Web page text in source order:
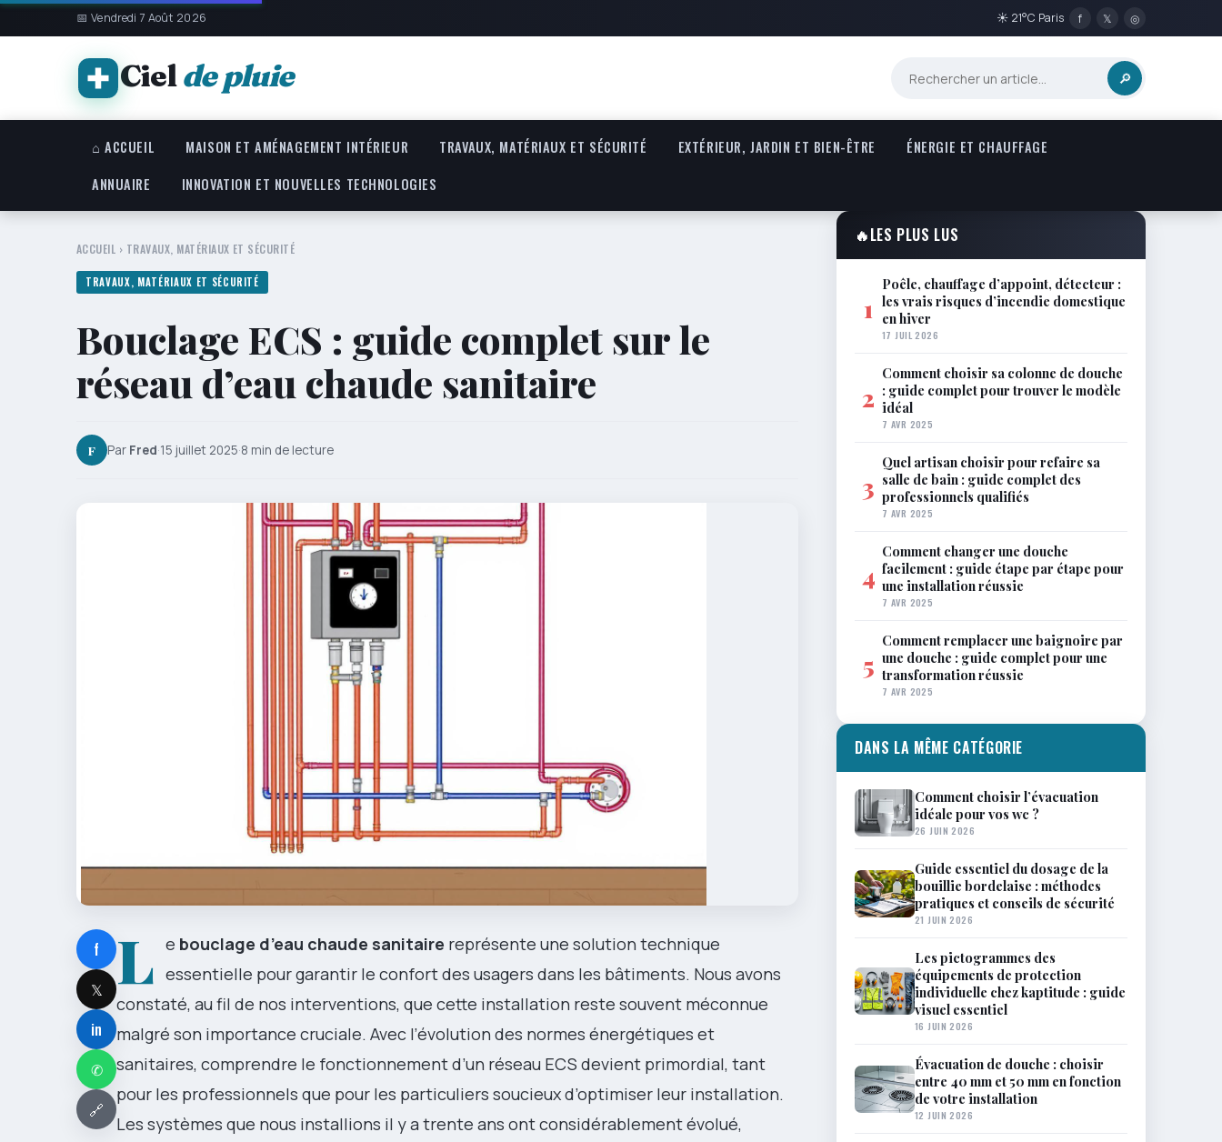
📅 Vendredi 7 Août 2026 ☀ 21°C Paris f 𝕏 ◎
Cielde pluie 🔎
⌂ ACCUEIL MAISON ET AMÉNAGEMENT INTÉRIEUR TRAVAUX, MATÉRIAUX ET SÉCURITÉ EXTÉRIEUR, JARDIN ET BIEN-ÊTRE
ÉNERGIE ET CHAUFFAGE
ANNUAIRE
INNOVATION ET NOUVELLES TECHNOLOGIES
ACCUEIL › TRAVAUX, MATÉRIAUX ET SÉCURITÉ
TRAVAUX, MATÉRIAUX ET SÉCURITÉ
Bouclage ECS : guide complet sur le
réseau d’eau chaude sanitaire
F Par Fred·15 juillet 2025·8 min de lecture
f
𝕏
in
✆
🔗
L e bouclage d’eau chaude sanitaire représente une solution technique
essentielle pour garantir le confort des usagers dans les bâtiments. Nous avons
constaté, au fil de nos interventions, que cette installation reste souvent méconnue
malgré son importance cruciale. Avec l’évolution des normes énergétiques et
sanitaires, comprendre le fonctionnement d’un réseau ECS devient primordial, tant
pour les professionnels que pour les particuliers soucieux d’optimiser leur installation.
Les systèmes que nous installions il y a trente ans ont considérablement évolué,
🔥LES PLUS LUS
1
Poêle, chauffage d’appoint, détecteur :
les vrais risques d’incendie domestique
en hiver
17 JUIL 2026
2
Comment choisir sa colonne de douche
: guide complet pour trouver le modèle
idéal
7 AVR 2025
3
Quel artisan choisir pour refaire sa
salle de bain : guide complet des
professionnels qualifiés
7 AVR 2025
4
Comment changer une douche
facilement : guide étape par étape pour
une installation réussie
7 AVR 2025
5
Comment remplacer une baignoire par
une douche : guide complet pour une
transformation réussie
7 AVR 2025
DANS LA MÊME CATÉGORIE
Comment choisir l’évacuation
idéale pour vos wc ?
26 JUIN 2026
Guide essentiel du dosage de la
bouillie bordelaise : méthodes
pratiques et conseils de sécurité
21 JUIN 2026
Les pictogrammes des
équipements de protection
individuelle chez kaptitude : guide
visuel essentiel
16 JUIN 2026
Évacuation de douche : choisir
entre 40 mm et 50 mm en fonction
de votre installation
12 JUIN 2026